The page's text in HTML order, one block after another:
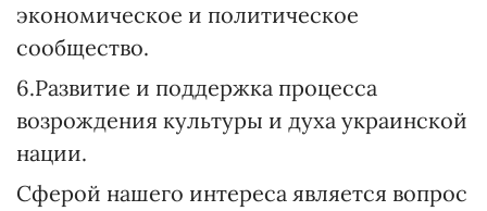
экономическое и политическое
сообщество.
6.Развитие и поддержка процесса
возрождения культуры и духа украинской
нации.
Сферой нашего интереса является вопрос